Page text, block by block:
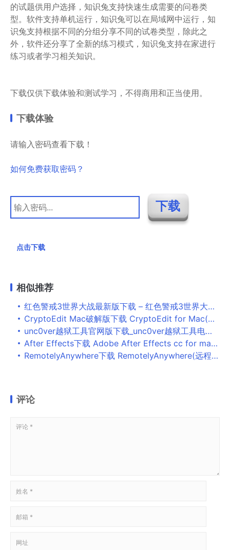
的试题供用户选择，知识兔支持快速生成需要的问卷类
型。软件支持单机运行，知识兔可以在局域网中运行，知
识兔支持根据不同的分组分享不同的试卷类型，除此之
外，软件还分享了全新的练习模式，知识兔支持在家进行
练习或者学习相关知识。
下载仅供下载体验和测试学习，不得商用和正当使用。
下载体验
请输入密码查看下载！
如何免费获取密码？
点击下载
相似推荐
红色警戒3世界大战最新版下载 – 红色警戒3世界大战 3.1 中文版
CryptoEdit Mac破解版下载 CryptoEdit for Mac(文档加密软件) v2.6 直装激活版
unc0ver越狱工具官网版下载_unc0ver越狱工具电脑版下载
After Effects下载 Adobe After Effects cc for mac V2014 苹果电脑版
RemotelyAnywhere下载 RemotelyAnywhere(远程控制电脑)V12.4.4472 英文安装版(附安装教程)
评论